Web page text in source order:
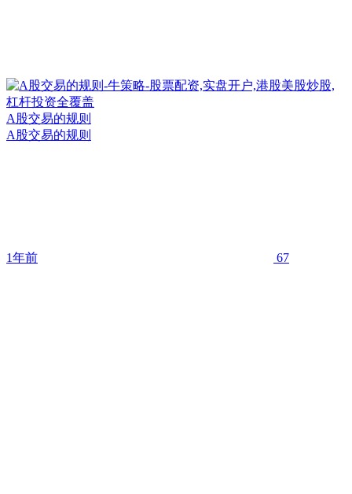
A股交易的规则
A股交易的规则
1年前 67